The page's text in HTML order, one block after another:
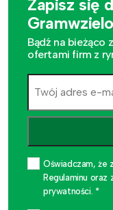
Zapisz się
Bądź na bieżąco
ofertami firm z
Oświadczam, że
Regulaminu oraz
prywatności. *